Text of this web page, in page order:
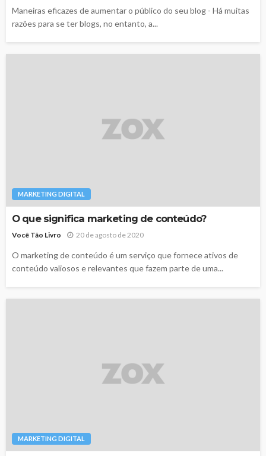
Maneiras eficazes de aumentar o público do seu blog - Há muitas
razões para se ter blogs, no entanto, a...
MARKETING DIGITAL
O que significa marketing de conteúdo?
Você Tão Livro 20 de agosto de 2020
O marketing de conteúdo é um serviço que fornece ativos de
conteúdo valiosos e relevantes que fazem parte de uma...
MARKETING DIGITAL